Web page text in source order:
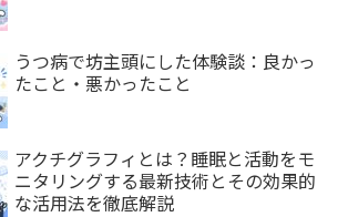
うつ病で坊主頭にした体験談：良かっ
たこと・悪かったこと
アクチグラフィとは？睡眠と活動をモ
ニタリングする最新技術とその効果的
な活用法を徹底解説